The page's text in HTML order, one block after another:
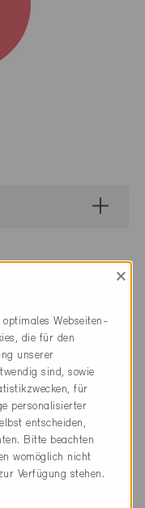
×
Webseiten-
die für den
unserer
sind, sowie
für
personalisierter
entscheiden,
Bitte beachten
womöglich nicht
Verfügung stehen.